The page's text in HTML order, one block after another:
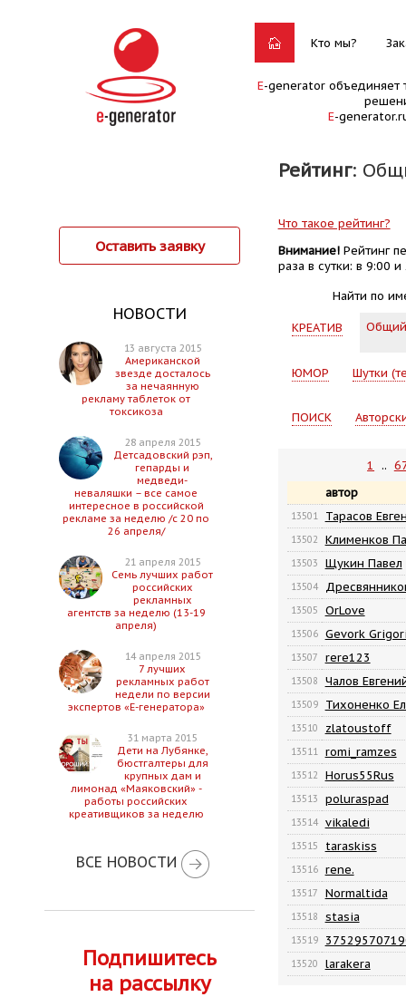
Кто мы?
E-generator объединяет
E-
Рейтинг:
Оставить заявку
НОВОСТИ
13 августа 2015
Американской
звезде досталось
за нечаянную
рекламу таблеток от
токсикоза
28 апреля 2015
Детсадовский рэп,
гепарды и
медведи-
неваляшки – все самое
интересное в российской
рекламе за неделю /с 20 по
26 апреля/
21 апреля 2015
Семь лучших работ
российских
рекламных
агентств за неделю (13-19
апреля)
14 апреля 2015
7 лучших
рекламных работ
недели по версии
экспертов «Е-генератора»
31 марта 2015
Дети на Лубянке,
бюстгалтеры для
крупных дам и
лимонад «Маяковский» -
работы российских
креативщиков за неделю
ВСЕ НОВОСТИ
Подпишитесь
на рассылку
Что такое рейтинг?
Внимание!Рейтинг
раза в сутки: в 9:00
Найти по
КРЕАТИВ
ЮМОР Шутки
ПОИСК
1 ..
автор
13501 Тарасов
13502 Клименков
13503 Щукин Павел
13504
13505 OrLove
13506 Gevork
13507 rere123
13508 Чалов
13509 Тихоненко
13510 zlatoustoff
13511 romi_ramzes
13512 Horus55Rus
13513 poluraspad
13514 vikaledi
13515 taraskiss
13516 rene.
13517 Normaltida
13518 stasia
13519
13520 larakera